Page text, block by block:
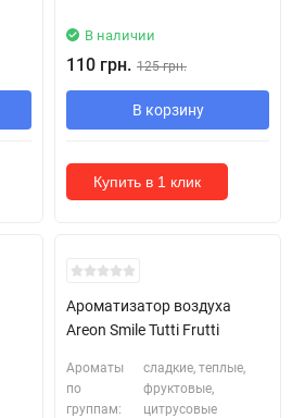
В наличии
110 грн. 125 грн.
В корзину
Купить в 1 клик
Ароматизатор воздуха
Areon Smile Tutti Frutti
Ароматы
по
группам:
сладкие, теплые,
фруктовые,
цитрусовые